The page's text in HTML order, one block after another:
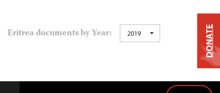
Eritrea documents by Year: 2019 DONATE